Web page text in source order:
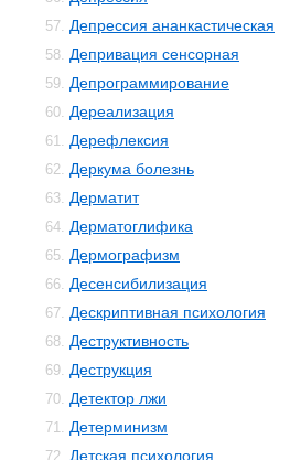
57. Депрессия ананкастическая
58. Депривация сенсорная
59. Депрограммирование
60. Дереализация
61. Дерефлексия
62. Деркума болезнь
63. Дерматит
64. Дерматоглифика
65. Дермографизм
66. Десенсибилизация
67. Дескриптивная психология
68. Деструктивность
69. Деструкция
70. Детектор лжи
71. Детерминизм
72. Детская психология